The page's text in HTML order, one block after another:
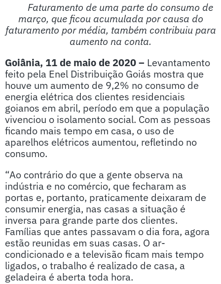
Faturamento de uma parte do consumo de
março, que ficou acumulada por causa do
faturamento por média, também contribuiu para
aumento na conta.
Goiânia, 11 de maio de 2020 – Levantamento
feito pela Enel Distribuição Goiás mostra que
houve um aumento de 9,2% no consumo de
energia elétrica dos clientes residenciais
goianos em abril, período em que a população
vivenciou o isolamento social. Com as pessoas
ficando mais tempo em casa, o uso de
aparelhos elétricos aumentou, refletindo no
consumo.
“Ao contrário do que a gente observa na
indústria e no comércio, que fecharam as
portas e, portanto, praticamente deixaram de
consumir energia, nas casas a situação é
inversa para grande parte dos clientes.
Famílias que antes passavam o dia fora, agora
estão reunidas em suas casas. O ar-
condicionado e a televisão ficam mais tempo
ligados, o trabalho é realizado de casa, a
geladeira é aberta toda hora.